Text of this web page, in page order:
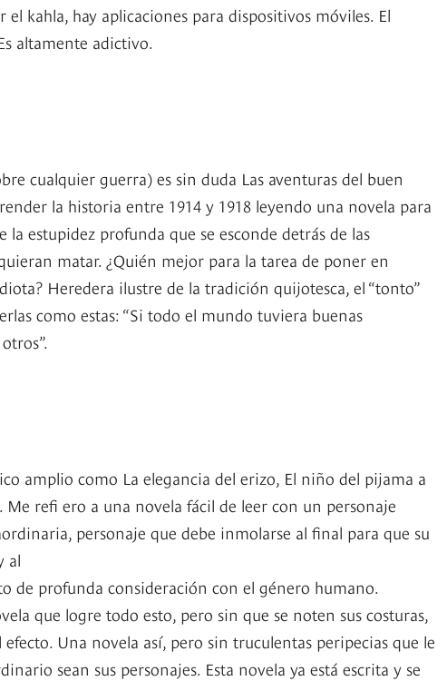
kahla, hay aplicaciones para dispositivos móviles. El
altamente adictivo.
cualquier guerra) es sin duda Las aventuras del buen
la historia entre 1914 y 1918 leyendo una novela para
estupidez profunda que se esconde detrás de las
matar. ¿Quién mejor para la tarea de poner en
Heredera ilustre de la tradición quijotesca, el “tonto”
como estas: “Si todo el mundo tuviera buenas
amplio como La elegancia del erizo, El niño del pijama a
refi ero a una novela fácil de leer con un personaje
personaje que debe inmolarse al final para que su
al
de profunda consideración con el género humano.
que logre todo esto, pero sin que se noten sus costuras,
Una novela así, pero sin truculentas peripecias que le
sean sus personajes. Esta novela ya está escrita y se